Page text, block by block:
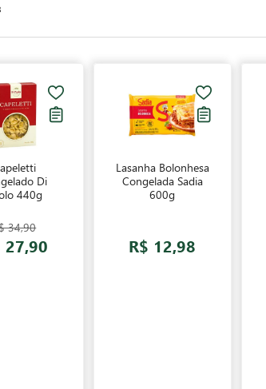
Di
440g
34,90
27,90
Lasanha Bolonhesa
Congelada Sadia
600g
R$ 12,98